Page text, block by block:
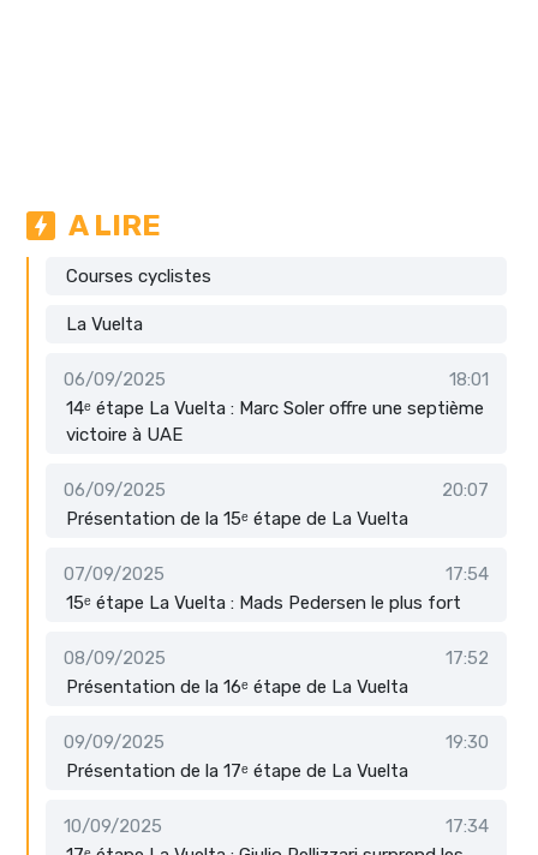
A LIRE
Courses cyclistes
La Vuelta
06/09/2025
18:01
14ᵉ étape La Vuelta : Marc Soler offre une septième
victoire à UAE
06/09/2025
20:07
Présentation de la 15ᵉ étape de La Vuelta
07/09/2025
17:54
15ᵉ étape La Vuelta : Mads Pedersen le plus fort
08/09/2025
17:52
Présentation de la 16ᵉ étape de La Vuelta
09/09/2025
19:30
Présentation de la 17ᵉ étape de La Vuelta
10/09/2025
17:34